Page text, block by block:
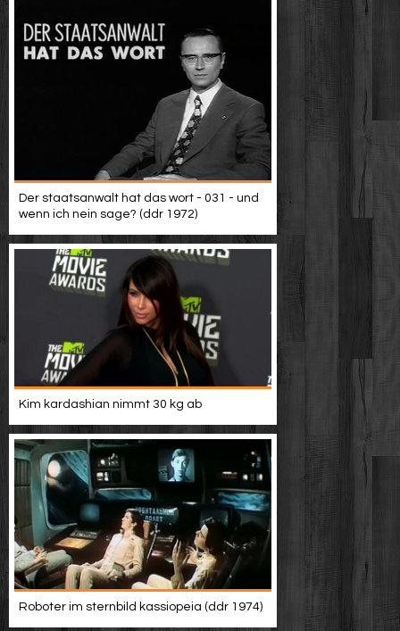
Der staatsanwalt hat das wort - 031 - und
wenn ich nein sage? (ddr 1972)
Kim kardashian nimmt 30 kg ab
Roboter im sternbild kassiopeia (ddr 1974)